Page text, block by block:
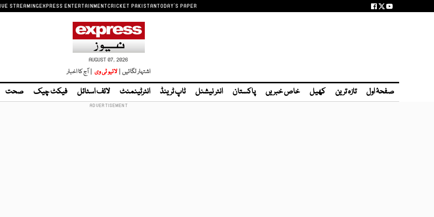
STREAMINGEXPRESS ENTERTAINMENTCRICKET PAKISTANTODAY'S PAPER
AUGUST 07, 2026
اشتہار لگائیں | لائیو ٹی وی | آج کا اخبار
صفحۂ اول تازہ ترین کھیل خاص خبریں پاکستان انٹر نیشنل ٹاپ ٹرینڈ انٹرٹینمنٹ لائف اسٹائل فیکٹ چیک صحت